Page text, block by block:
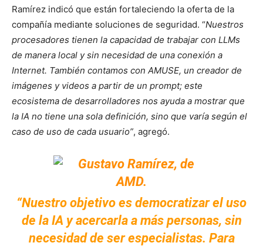
Ramírez indicó que están fortaleciendo la oferta de la
compañía mediante soluciones de seguridad. “Nuestros
procesadores tienen la capacidad de trabajar con LLMs
de manera local y sin necesidad de una conexión a
Internet. También contamos con AMUSE, un creador de
imágenes y videos a partir de un prompt; este
ecosistema de desarrolladores nos ayuda a mostrar que
la IA no tiene una sola definición, sino que varía según el
caso de uso de cada usuario”, agregó.
“Nuestro objetivo es democratizar el uso
de la IA y acercarla a más personas, sin
necesidad de ser especialistas. Para